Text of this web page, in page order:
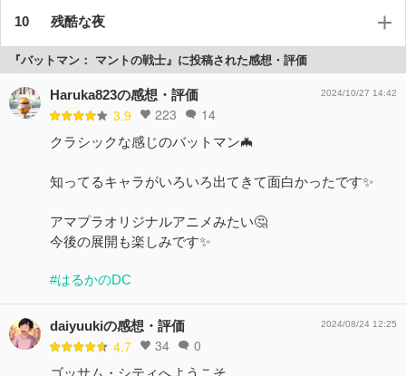
残酷な夜
『バットマン： マントの戦士』に投稿された感想・評価
Haruka823の感想・評価
3.9 223 14
2024/10/27 14:42
クラシックな感じのバットマン🦇
知ってるキャラがいろいろ出てきて面白かったです✨
アマプラオリジナルアニメみたい🤔
今後の展開も楽しみです✨
#はるかのDC
daiyuukiの感想・評価
4.7 34 0
2024/08/24 12:25
ゴッサム・シティへようこそ。